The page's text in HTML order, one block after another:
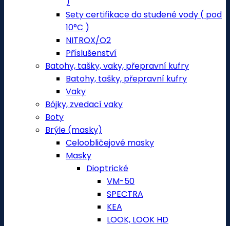
Sety certifikace do studené vody ( pod
10°C )
NITROX/O2
Příslušenství
Batohy, tašky, vaky, přepravní kufry
Batohy, tašky, přepravní kufry
Vaky
Bójky, zvedací vaky
Boty
Brýle (masky)
Celoobličejové masky
Masky
Dioptrické
VM-50
SPECTRA
KEA
LOOK, LOOK HD